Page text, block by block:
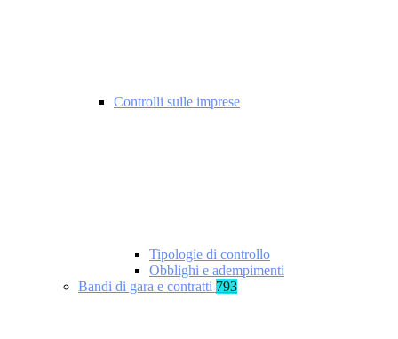
Controlli sulle imprese
Tipologie di controllo
Obblighi e adempimenti
Bandi di gara e contratti 793